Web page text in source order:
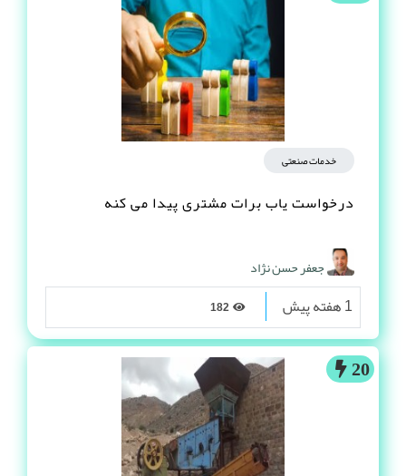
خدمات صنعتی
درخواست یاب برات مشتری پیدا می کنه
جعفر حسن نژاد
1 هفته پیش
20